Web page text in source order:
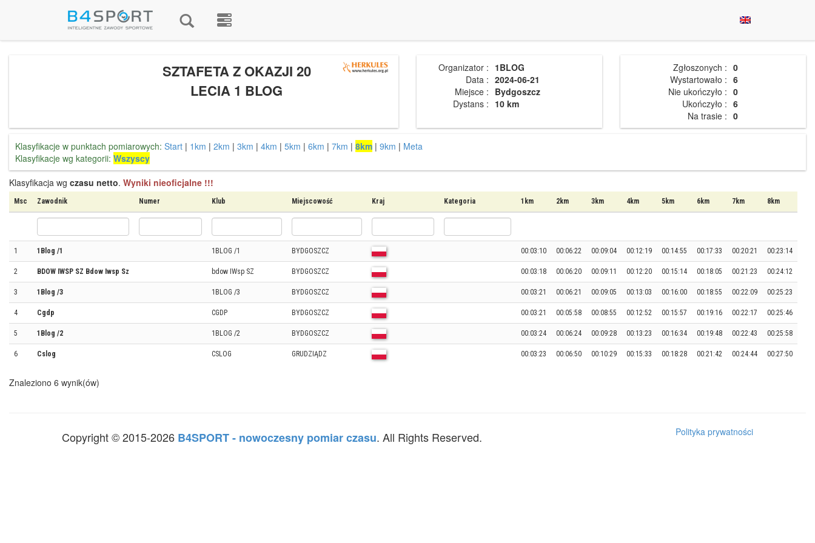
SZTAFETA Z OKAZJI 20
LECIA 1 BLOG
Organizator : 1BLOG
Data : 2024-06-21
Miejsce : Bydgoszcz
Dystans : 10 km
Zgłoszonych : 0
Wystartowało : 6
Nie ukończyło : 0
Ukończyło : 6
Na trasie : 0
Klasyfikacje w punktach pomiarowych: Start | 1km | 2km | 3km | 4km | 5km | 6km | 7km | 8km | 9km | Meta
Klasyfikacje wg kategorii: Wszyscy
Klasyfikacja wg czasu netto. Wyniki nieoficjalne !!!
Msc Zawodnik Numer Klub Miejscowość Kraj Kategoria 1km 2km 3km 4km 5km 6km 7km 8km
1 1Blog /1 1BLOG /1 BYDGOSZCZ 00:03:10 00:06:22 00:09:04 00:12:19 00:14:55 00:17:33 00:20:21 00:23:14
2 BDOW IWSP SZ Bdow Iwsp Sz bdow IWsp SZ BYDGOSZCZ 00:03:18 00:06:20 00:09:11 00:12:20 00:15:14 00:18:05 00:21:23 00:24:12
3 1Blog /3 1BLOG /3 BYDGOSZCZ 00:03:21 00:06:21 00:09:05 00:13:03 00:16:00 00:18:55 00:22:09 00:25:23
4 Cgdp CGDP BYDGOSZCZ 00:03:21 00:05:58 00:08:55 00:12:52 00:15:57 00:19:16 00:22:17 00:25:46
5 1Blog /2 1BLOG /2 BYDGOSZCZ 00:03:24 00:06:24 00:09:28 00:13:23 00:16:34 00:19:48 00:22:43 00:25:58
6 Cslog CSLOG GRUDZIĄDZ 00:03:23 00:06:50 00:10:29 00:15:33 00:18:28 00:21:42 00:24:44 00:27:50
Znaleziono 6 wynik(ów)
Copyright © 2015-2026 B4SPORT - nowoczesny pomiar czasu. All Rights Reserved. Polityka prywatności